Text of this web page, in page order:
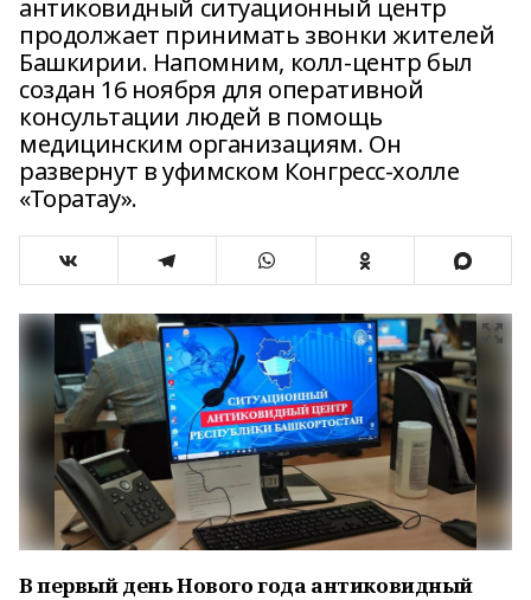
антиковидный ситуационный центр
продолжает принимать звонки жителей
Башкирии. Напомним, колл-центр был
создан 16 ноября для оперативной
консультации людей в помощь
медицинским организациям. Он
развернут в уфимском Конгресс-холле
«Торатау».
В первый день Нового года антиковидный